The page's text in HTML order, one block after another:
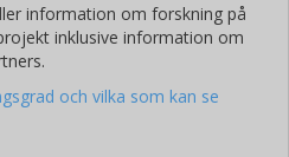
information om forskning på
inklusive information om
och vilka som kan se